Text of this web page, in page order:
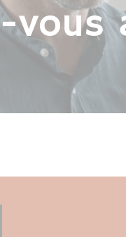
Nos filiales
Nos labels
vous